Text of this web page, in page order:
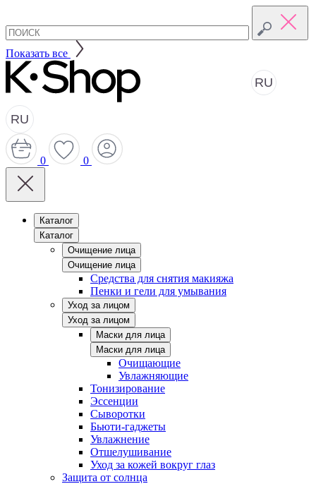
Показать все
RU
RU
0 0
Каталог
Каталог
Очищение лица
Очищение лица
Средства для снятия макияжа
Пенки и гели для умывания
Уход за лицом
Уход за лицом
Маски для лица
Маски для лица
Очищающие
Увлажняющие
Тонизирование
Эссенции
Сыворотки
Бьюти-гаджеты
Увлажнение
Отшелушивание
Уход за кожей вокруг глаз
Защита от солнца